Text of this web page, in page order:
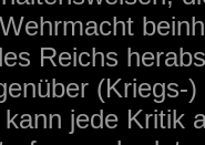
Reichs
(Kriegs-
jede Kritik